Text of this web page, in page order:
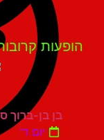
קרובות
בן בן-ברוך סטנדאפ
יום ד'